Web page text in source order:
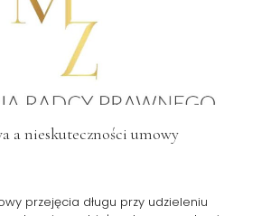
a nieskuteczności umowy
przejęcia długu przy udzieleniu